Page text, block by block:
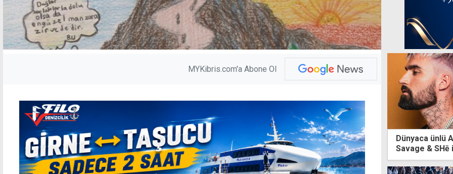
MYKibris.com'a Abone Ol
Dünyaca ünlü
Savage &